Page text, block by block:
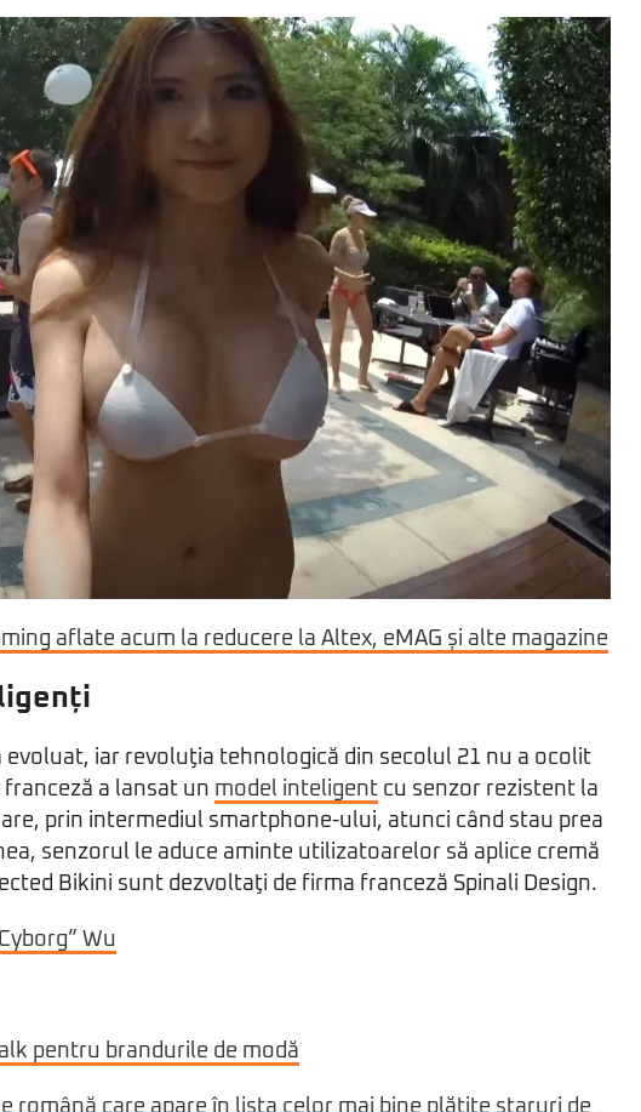
aflate acum la reducere la Altex, eMAG și alte magazine
evoluat, iar revoluţia tehnologică din secolul 21 nu a ocolit
franceză a lansat un model inteligent cu senzor rezistent la
prin intermediul smartphone-ului, atunci când stau prea
senzorul le aduce aminte utilizatoarelor să aplice cremă
Bikini sunt dezvoltaţi de firma franceză Spinali Design.
Wu
pentru brandurile de modă
română care apare în lista celor mai bine plătite staruri de